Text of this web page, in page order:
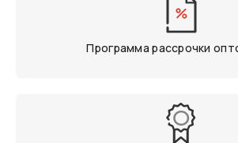
Программа рассрочки